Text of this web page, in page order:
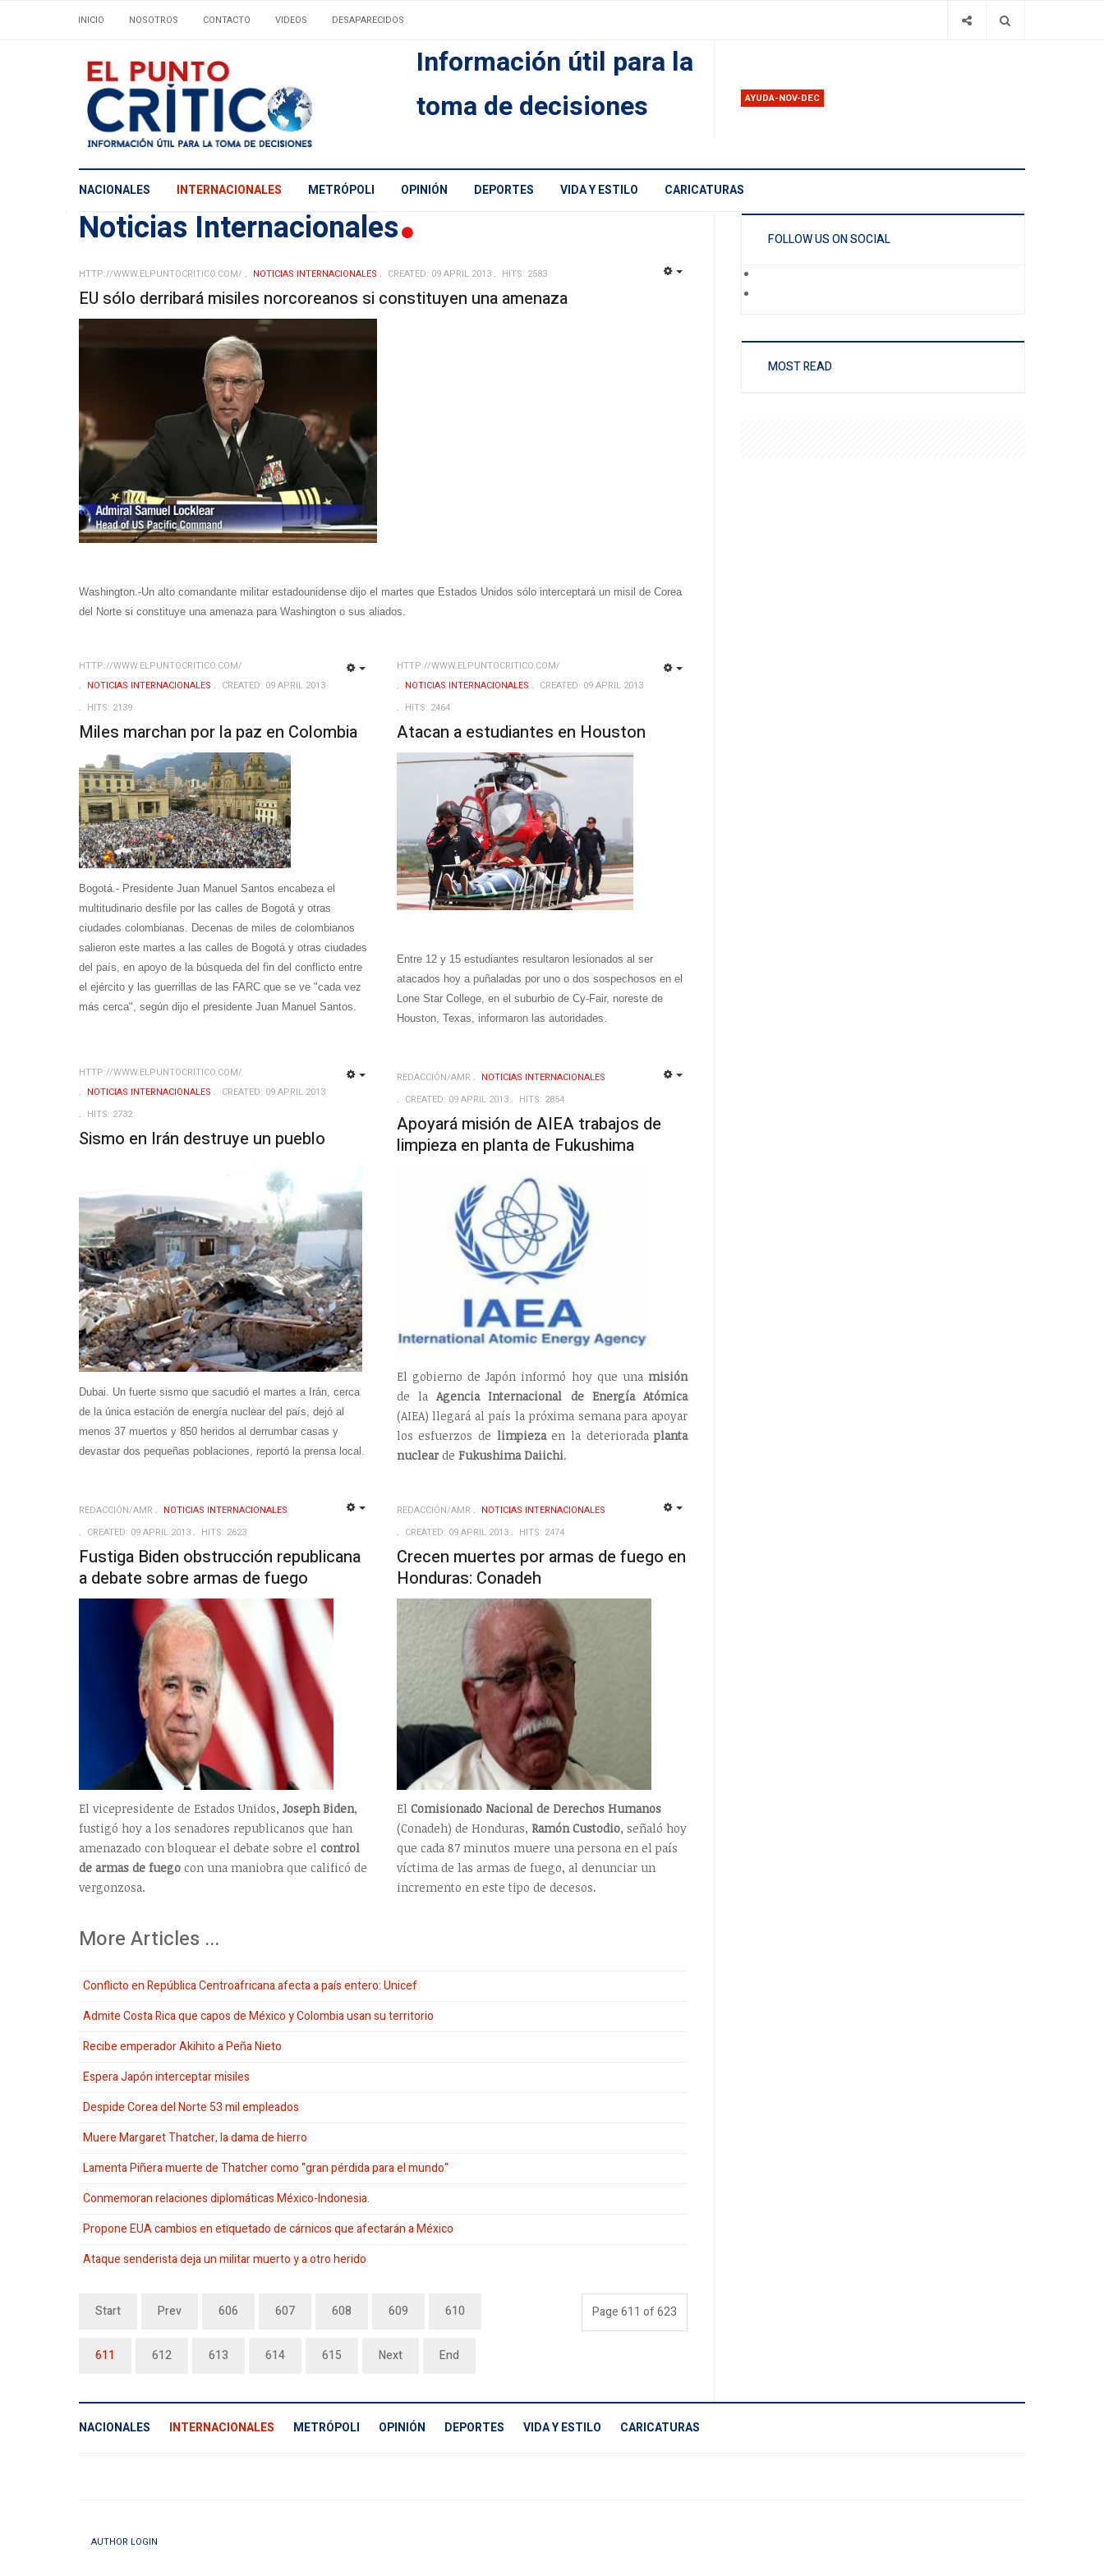
INICIO NOSOTROS CONTACTO VIDEOS DESAPARECIDOS
Información útil para la
toma de decisiones
AYUDA-NOV-DEC
NACIONALES INTERNACIONALES METRÓPOLI OPINIÓN DEPORTES VIDA Y ESTILO CARICATURAS
Noticias Internacionales
HTTP://WWW.ELPUNTOCRITICO.COM/ NOTICIAS INTERNACIONALES CREATED: 09 APRIL 2013 HITS: 2583
EU sólo derribará misiles norcoreanos si constituyen una amenaza
Washington.-Un alto comandante militar estadounidense dijo el martes que Estados Unidos sólo interceptará un misil de Corea
del Norte si constituye una amenaza para Washington o sus aliados.
HTTP://WWW.ELPUNTOCRITICO.COM/
NOTICIAS INTERNACIONALES
CREATED: 09 APRIL 2013
HITS: 2139
Miles marchan por la paz en Colombia
Bogotá.- Presidente Juan Manuel Santos encabeza el
multitudinario desfile por las calles de Bogotá y otras
ciudades colombianas. Decenas de miles de colombianos
salieron este martes a las calles de Bogotá y otras ciudades
del país, en apoyo de la búsqueda del fin del conflicto entre
el ejército y las guerrillas de las FARC que se ve "cada vez
más cerca", según dijo el presidente Juan Manuel Santos.
HTTP://WWW.ELPUNTOCRITICO.COM/
NOTICIAS INTERNACIONALES
CREATED: 09 APRIL 2013
HITS: 2464
Atacan a estudiantes en Houston
Entre 12 y 15 estudiantes resultaron lesionados al ser
atacados hoy a puñaladas por uno o dos sospechosos en el
Lone Star College, en el suburbio de Cy-Fair, noreste de
Houston, Texas, informaron las autoridades.
HTTP://WWW.ELPUNTOCRITICO.COM/
NOTICIAS INTERNACIONALES
CREATED: 09 APRIL 2013
HITS: 2732
Sismo en Irán destruye un pueblo
Dubai. Un fuerte sismo que sacudió el martes a Irán, cerca
de la única estación de energía nuclear del país, dejó al
menos 37 muertos y 850 heridos al derrumbar casas y
devastar dos pequeñas poblaciones, reportó la prensa local.
REDACCIÓN/AMR
NOTICIAS INTERNACIONALES
CREATED: 09 APRIL 2013
HITS: 2854
Apoyará misión de AIEA trabajos de
limpieza en planta de Fukushima
El gobierno de Japón informó hoy que unamisión
de laAgencia Internacional de Energía Atómica
(AIEA) llegará al país la próxima semana para apoyar
los esfuerzos de limpiezaen la deterioradaplanta
nuclearde Fukushima Daiichi.
REDACCIÓN/AMR
NOTICIAS INTERNACIONALES
CREATED: 09 APRIL 2013
HITS: 2623
Fustiga Biden obstrucción republicana
a debate sobre armas de fuego
El vicepresidente de Estados Unidos, Joseph Biden,
fustigó hoy a los senadores republicanos que han
amenazado con bloquear el debate sobre el control
de armas de fuego con una maniobra que calificó de
vergonzosa.
REDACCIÓN/AMR
NOTICIAS INTERNACIONALES
CREATED: 09 APRIL 2013
HITS: 2474
Crecen muertes por armas de fuego en
Honduras: Conadeh
El Comisionado Nacional de Derechos Humanos
(Conadeh) de Honduras, Ramón Custodio, señaló hoy
que cada 87 minutos muere una persona en el país
víctima de las armas de fuego, al denunciar un
incremento en este tipo de decesos.
More Articles ...
Conflicto en República Centroafricana afecta a país entero: Unicef
Admite Costa Rica que capos de México y Colombia usan su territorio
Recibe emperador Akihito a Peña Nieto
Espera Japón interceptar misiles
Despide Corea del Norte 53 mil empleados
Muere Margaret Thatcher, la dama de hierro
Lamenta Piñera muerte de Thatcher como "gran pérdida para el mundo"
Conmemoran relaciones diplomáticas México-Indonesia.
Propone EUA cambios en etiquetado de cárnicos que afectarán a México
Ataque senderista deja un militar muerto y a otro herido
Page 611 of 623
Start Prev 606 607 608 609 610
611 612 613 614 615 Next End
FOLLOW US ON SOCIAL
MOST READ
NACIONALES INTERNACIONALES METRÓPOLI OPINIÓN DEPORTES VIDA Y ESTILO CARICATURAS
AUTHOR LOGIN